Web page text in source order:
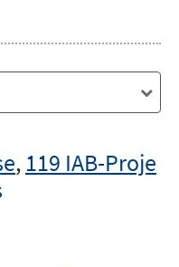
, 119 IAB-Proje